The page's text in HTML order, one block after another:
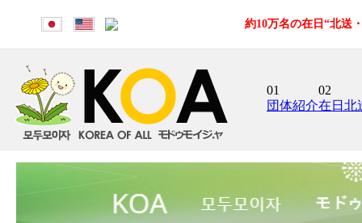
約10万名の在日“北送
01
団体紹介
02
在日北